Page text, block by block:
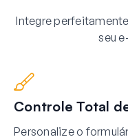
Integre
seu
Controle Total
Personalize o